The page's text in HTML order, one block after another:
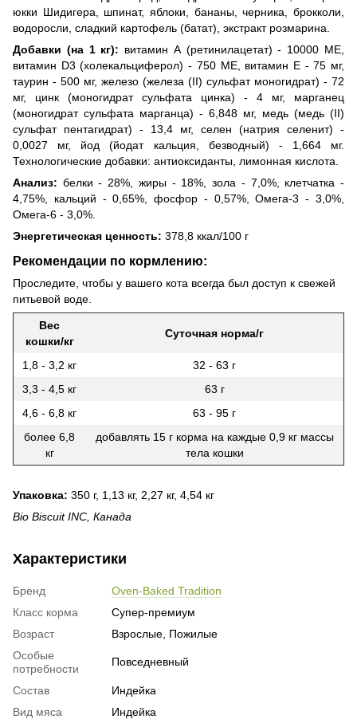
юкки Шидигера, шпинат, яблоки, бананы, черника, брокколи,
водоросли, сладкий картофель (батат), экстракт розмарина.
Добавки (на 1 кг): витамин А (ретинилацетат) - 10000 МЕ,
витамин D3 (холекальциферол) - 750 МЕ, витамин Е - 75 мг,
таурин - 500 мг, железо (железа (II) сульфат моногидрат) - 72
мг, цинк (моногидрат сульфата цинка) - 4 мг, марганец
(моногидрат сульфата марганца) - 6,848 мг, медь (медь (II)
сульфат пентагидрат) - 13,4 мг, селен (натрия селенит) -
0,0027 мг, йод (йодат кальция, безводный) - 1,664 мг.
Технологические добавки: антиоксиданты, лимонная кислота.
Анализ: белки - 28%, жиры - 18%, зола - 7,0%, клетчатка -
4,75%, кальций - 0,65%, фосфор - 0,57%, Омега-3 - 3,0%,
Омега-6 - 3,0%.
Энергетическая ценность: 378,8 ккал/100 г
Рекомендации по кормлению:
Проследите, чтобы у вашего кота всегда был доступ к свежей
питьевой воде.
Вес
кошки/кг
Суточная норма/г
1,8 - 3,2 кг
32 - 63 г
3,3 - 4,5 кг
63 г
4,6 - 6,8 кг
63 - 95 г
более 6,8
кг
добавлять 15 г корма на каждые 0,9 кг массы
тела кошки
Упаковка: 350 г, 1,13 кг, 2,27 кг, 4,54 кг
Bio Biscuit INC, Канада
Характеристики
Бренд
Oven-Baked Tradition
Класс корма
Супер-премиум
Возраст
Взрослые, Пожилые
Особые
потребности
Повседневный
Состав
Индейка
Вид мяса
Индейка